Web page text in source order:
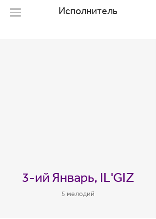
Исполнитель
3-ий Январь, IL'GIZ
5 мелодий